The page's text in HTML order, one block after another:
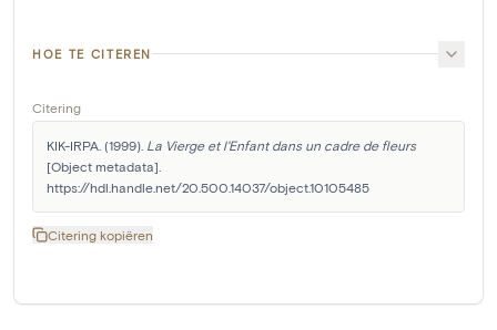
HOE TE CITEREN
Citering
KIK-IRPA. (1999). La Vierge et l'Enfant dans un cadre de fleurs
[Object metadata].
https://hdl.handle.net/20.500.14037/object.10105485
Citering kopiëren